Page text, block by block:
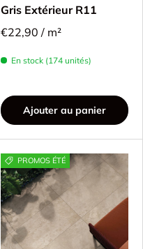
Gris Extérieur R11
€22,90 / m²
En stock (174 unités)
Ajouter au panier
PROMOS ÉTÉ